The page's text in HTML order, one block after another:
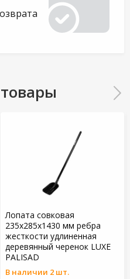
Лопата совковая
235х285х1430 мм ребра
жесткости удлиненная
деревянный черенок LUXE
PALISAD
В наличии 2 шт.